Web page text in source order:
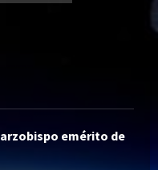
emérito de